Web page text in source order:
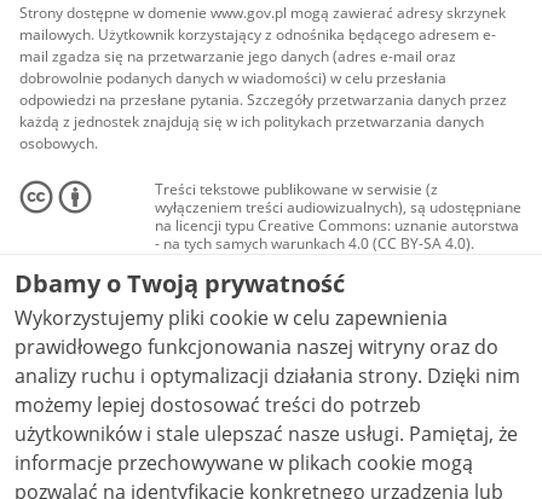
Strony dostępne w domenie www.gov.pl mogą zawierać adresy skrzynek
mailowych. Użytkownik korzystający z odnośnika będącego adresem e-
mail zgadza się na przetwarzanie jego danych (adres e-mail oraz
dobrowolnie podanych danych w wiadomości) w celu przesłania
odpowiedzi na przesłane pytania. Szczegóły przetwarzania danych przez
każdą z jednostek znajdują się w ich politykach przetwarzania danych
osobowych.
Treści tekstowe publikowane w serwisie (z
wyłączeniem treści audiowizualnych), są udostępniane
na licencji typu Creative Commons: uznanie autorstwa
- na tych samych warunkach 4.0 (CC BY-SA 4.0).
Materiały audiowizualne, w tym zdjęcia, materiały
audio i wideo, są udostępniane na licencji typu
Creative Commons: uznanie autorstwa użycie
niekomercyjne - bez utworów zależnych 4.0 (CC BY-
NC-ND 4.0), o ile nie jest to stwierdzone inaczej.
Dbamy o Twoją prywatność
Wykorzystujemy pliki cookie w celu zapewnienia
prawidłowego funkcjonowania naszej witryny oraz do
analizy ruchu i optymalizacji działania strony. Dzięki nim
możemy lepiej dostosować treści do potrzeb
użytkowników i stale ulepszać nasze usługi. Pamiętaj, że
informacje przechowywane w plikach cookie mogą
pozwalać na identyfikację konkretnego urządzenia lub